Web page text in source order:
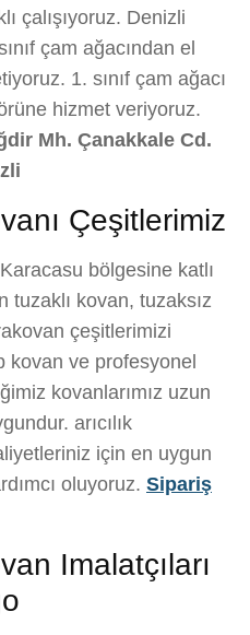
çalışıyoruz. Denizli
çam ağacından el
1. sınıf çam ağacı
hizmet veriyoruz.
Mh. Çanakkale Cd.
Çeşitlerimiz
bölgesine katlı
tuzaklı kovan, tuzaksız
çeşitlerimizi
kovan ve profesyonel
kovanlarımız uzun
arıcılık
için en uygun
oluyoruz. Sipariş
Imalatçıları